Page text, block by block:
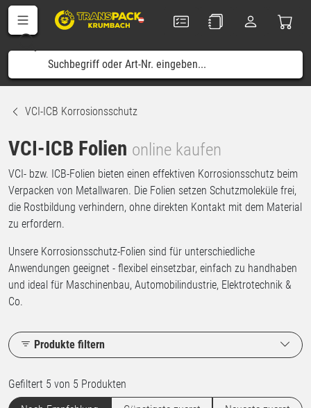
VCI-ICB Korrosionsschutz
VCI-ICB Folien online kaufen
VCI- bzw. ICB-Folien bieten einen effektiven Korrosionsschutz beim
Verpacken von Metallwaren. Die Folien setzen Schutzmoleküle frei,
die Rostbildung verhindern, ohne direkten Kontakt mit dem Material
zu erfordern.
Unsere Korrosionsschutz-Folien sind für unterschiedliche
Anwendungen geeignet - flexibel einsetzbar, einfach zu handhaben
und ideal für Maschinenbau, Automobilindustrie, Elektrotechnik &
Co.
Produkte filtern
Gefiltert 5 von 5 Produkten